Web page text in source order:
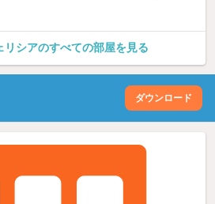
リシアのすべての部屋を見る
ダウンロード